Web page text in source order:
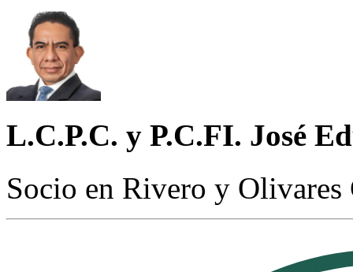
L.C.P.C. y P.C.FI. José
Socio en Rivero y Olivares